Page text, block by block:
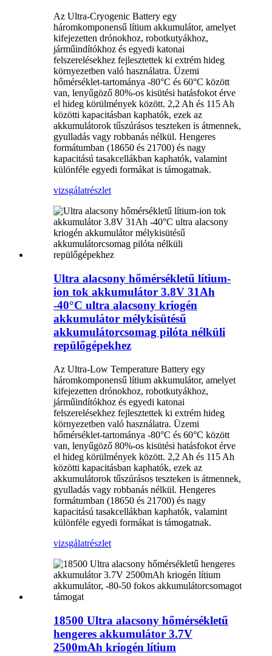
Az Ultra-Cryogenic Battery egy
háromkomponensű lítium akkumulátor, amelyet
kifejezetten drónokhoz, robotkutyákhoz,
járműindítókhoz és egyedi katonai
felszerelésekhez fejlesztettek ki extrém hideg
környezetben való használatra. Üzemi
hőmérséklet-tartománya -80°C és 60°C között
van, lenyűgöző 80%-os kisütési hatásfokot érve
el hideg körülmények között. 2,2 Ah és 115 Ah
közötti kapacitásban kaphatók, ezek az
akkumulátorok tűszúrásos teszteken is átmennek,
gyulladás vagy robbanás nélkül. Hengeres
formátumban (18650 és 21700) és nagy
kapacitású tasakcellákban kaphatók, valamint
különféle egyedi formákat is támogatnak.
vizsgálatrészlet
Ultra alacsony hőmérsékletű lítium-
ion tok akkumulátor 3.8V 31Ah
-40°C ultra alacsony kriogén
akkumulátor mélykisütésű
akkumulátorcsomag pilóta nélküli
repülőgépekhez
Az Ultra-Low Temperature Battery egy
háromkomponensű lítium akkumulátor, amelyet
kifejezetten drónokhoz, robotkutyákhoz,
járműindítókhoz és egyedi katonai
felszerelésekhez fejlesztettek ki extrém hideg
környezetben való használatra. Üzemi
hőmérséklet-tartománya -80°C és 60°C között
van, lenyűgöző 80%-os kisütési hatásfokot érve
el hideg körülmények között. 2,2 Ah és 115 Ah
közötti kapacitásban kaphatók, ezek az
akkumulátorok tűszúrásos teszteken is átmennek,
gyulladás vagy robbanás nélkül. Hengeres
formátumban (18650 és 21700) és nagy
kapacitású tasakcellákban kaphatók, valamint
különféle egyedi formákat is támogatnak.
vizsgálatrészlet
18500 Ultra alacsony hőmérsékletű
hengeres akkumulátor 3.7V
2500mAh kriogén lítium